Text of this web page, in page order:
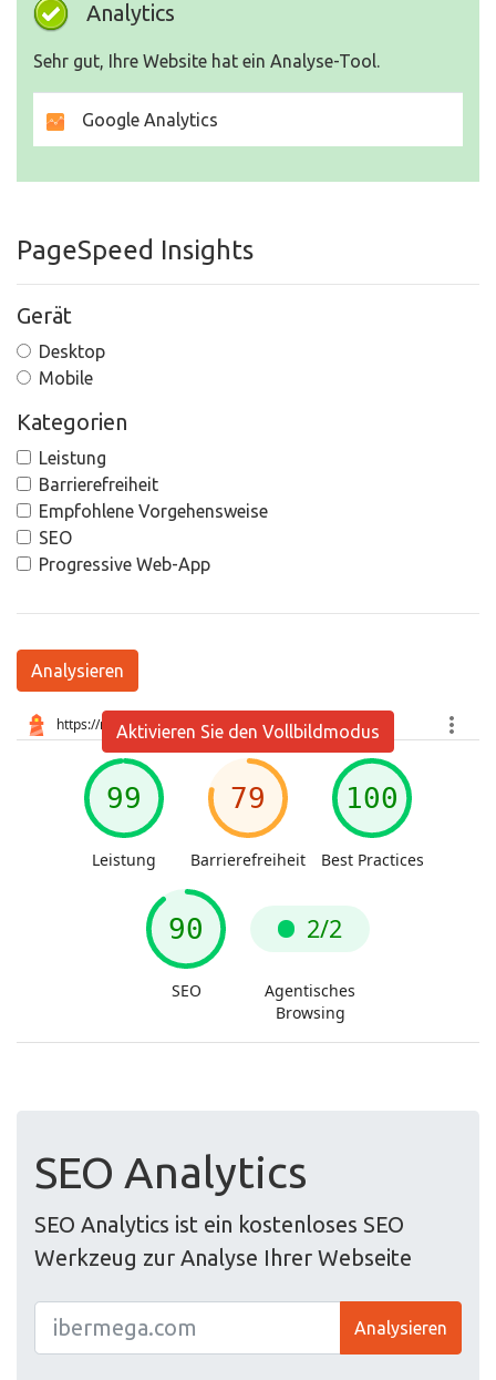
Analytics
Sehr gut, Ihre Website hat ein Analyse-Tool.
Google Analytics
PageSpeed Insights
Gerät
Desktop
Mobile
Kategorien
Leistung
Barrierefreiheit
Empfohlene Vorgehensweise
SEO
Progressive Web-App
Analysieren
Aktivieren Sie den Vollbildmodus
SEO Analytics
SEO Analytics ist ein kostenloses SEO
Werkzeug zur Analyse Ihrer Webseite
Analysieren